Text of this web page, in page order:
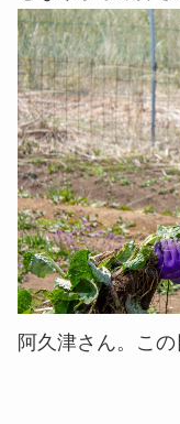
阿久津さん。この